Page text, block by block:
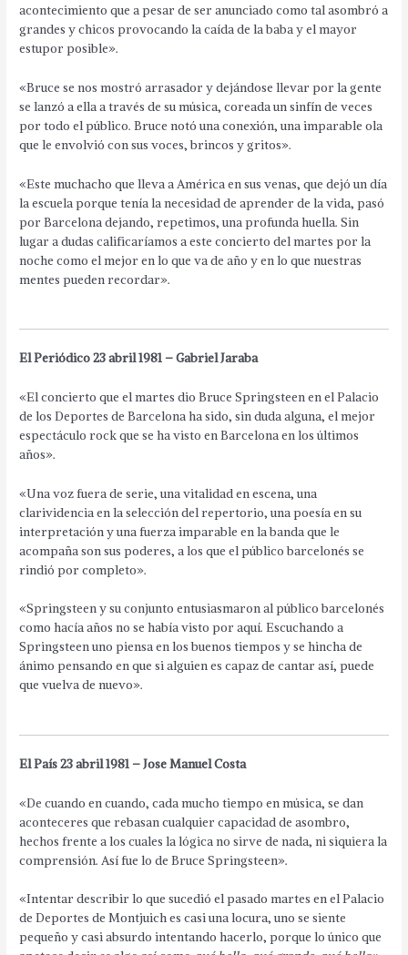
acontecimiento que a pesar de ser anunciado como tal asombró a
grandes y chicos provocando la caída de la baba y el mayor
estupor posible».
«Bruce se nos mostró arrasador y dejándose llevar por la gente
se lanzó a ella a través de su música, coreada un sinfín de veces
por todo el público. Bruce notó una conexión, una imparable ola
que le envolvió con sus voces, brincos y gritos».
«Este muchacho que lleva a América en sus venas, que dejó un día
la escuela porque tenía la necesidad de aprender de la vida, pasó
por Barcelona dejando, repetimos, una profunda huella. Sin
lugar a dudas calificaríamos a este concierto del martes por la
noche como el mejor en lo que va de año y en lo que nuestras
mentes pueden recordar».
El Periódico 23 abril 1981 – Gabriel Jaraba
«El concierto que el martes dio Bruce Springsteen en el Palacio
de los Deportes de Barcelona ha sido, sin duda alguna, el mejor
espectáculo rock que se ha visto en Barcelona en los últimos
años».
«Una voz fuera de serie, una vitalidad en escena, una
clarividencia en la selección del repertorio, una poesía en su
interpretación y una fuerza imparable en la banda que le
acompaña son sus poderes, a los que el público barcelonés se
rindió por completo».
«Springsteen y su conjunto entusiasmaron al público barcelonés
como hacía años no se había visto por aquí. Escuchando a
Springsteen uno piensa en los buenos tiempos y se hincha de
ánimo pensando en que si alguien es capaz de cantar así, puede
que vuelva de nuevo».
El País 23 abril 1981 – Jose Manuel Costa
«De cuando en cuando, cada mucho tiempo en música, se dan
aconteceres que rebasan cualquier capacidad de asombro,
hechos frente a los cuales la lógica no sirve de nada, ni siquiera la
comprensión. Así fue lo de Bruce Springsteen».
«Intentar describir lo que sucedió el pasado martes en el Palacio
de Deportes de Montjuich es casi una locura, uno se siente
pequeño y casi absurdo intentando hacerlo, porque lo único que